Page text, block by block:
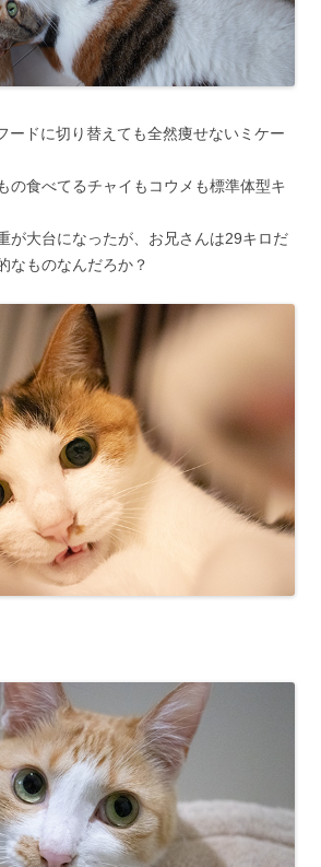
ードに切り替えても全然痩せないミケー
の食べてるチャイもコウメも標準体型キ
が大台になったが、お兄さんは29キロだ
なものなんだろか？